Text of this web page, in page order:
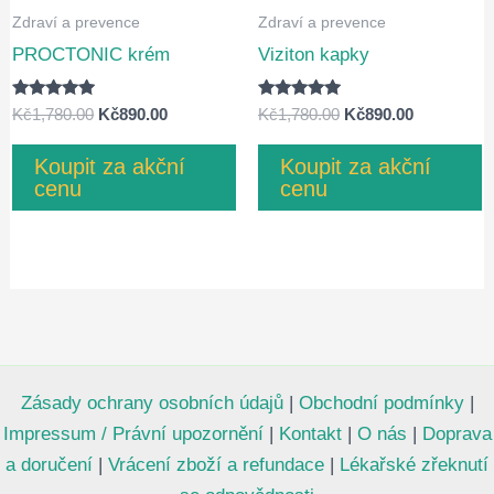
Zdraví a prevence
PROCTONIC krém
Hodnocení
4.75
z 5
Kč1,780.00 Původní
Kč1,780.00.
Kč890.00Aktuální
je:
Kč890.00.
Koupit za akční
cenu
Zdraví a prevence
Viziton kapky
Hodnocení
4.75
z 5
Kč1,780.00 Původní
Kč1,780.00.
Kč890.00Aktuální
je:
Kč890.00.
Koupit za akční
cenu
Zásady ochrany osobních údajů| Obchodní podmínky|
Impressum / Právní upozornění| Kontakt| O nás | Doprava
a doručení | Vrácení zboží a refundace | Lékařské zřeknutí